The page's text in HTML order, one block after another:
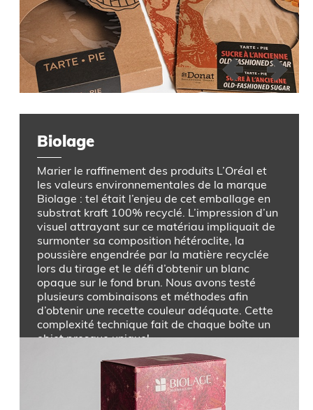
Biolage
Marier le raffinement des produits L’Oréal et
les valeurs environnementales de la marque
Biolage : tel était l’enjeu de cet emballage en
substrat kraft 100% recyclé. L’impression d’un
visuel attrayant sur ce matériau impliquait de
surmonter sa composition hétéroclite, la
poussière engendrée par la matière recyclée
lors du tirage et le défi d’obtenir un blanc
opaque sur le fond brun. Nous avons testé
plusieurs combinaisons et méthodes afin
d’obtenir une recette couleur adéquate. Cette
complexité technique fait de chaque boîte un
objet presque unique!